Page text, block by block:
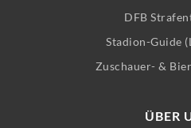
DFB
Stadion-Guide
Zuschauer- &
ÜBER